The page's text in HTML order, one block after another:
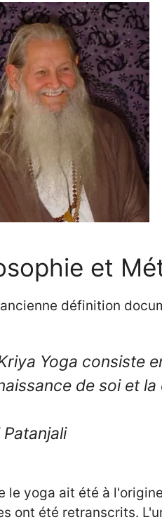
et
définition
Yoga consiste
de soi et
Patanjali
le yoga ait été à
ont été retranscrits.